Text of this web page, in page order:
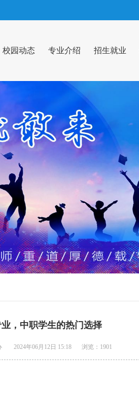
校园动态 专业介绍 招生就业
，中职学生的热门选择
2024年06月12日 15:18 浏览：1901